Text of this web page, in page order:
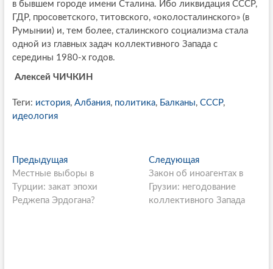
в бывшем городе имени Сталина. Ибо ликвидация СССР,
ГДР, просоветского, титовского, «околосталинского» (в
Румынии) и, тем более, сталинского социализма стала
одной из главных задач коллективного Запада с
середины 1980-х годов.
Алексей ЧИЧКИН
Теги: история, Албания, политика, Балканы, СССР,
идеология
P
o
s
ПредыдущаяП
р
е
д
Местные выборы в
Турции: закат эпохи
Реджепа Эрдогана?
Следующая
л
е
д
Закон об иноагентах в
Грузии: негодование
коллективного Запада